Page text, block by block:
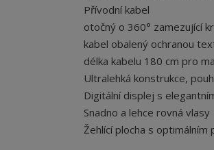
Přívodní kabel
otočný o 360° zamezující
kabel obalený ochranou
délka kabelu 180 cm pro
Ultralehká konstrukce,
Digitální displej s
Snadno a lehce rovná vlasy
Žehlící plocha s